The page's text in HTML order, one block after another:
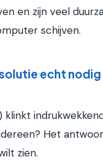
en zijn veel
schijven.
echt
klinkt
Het
zien.